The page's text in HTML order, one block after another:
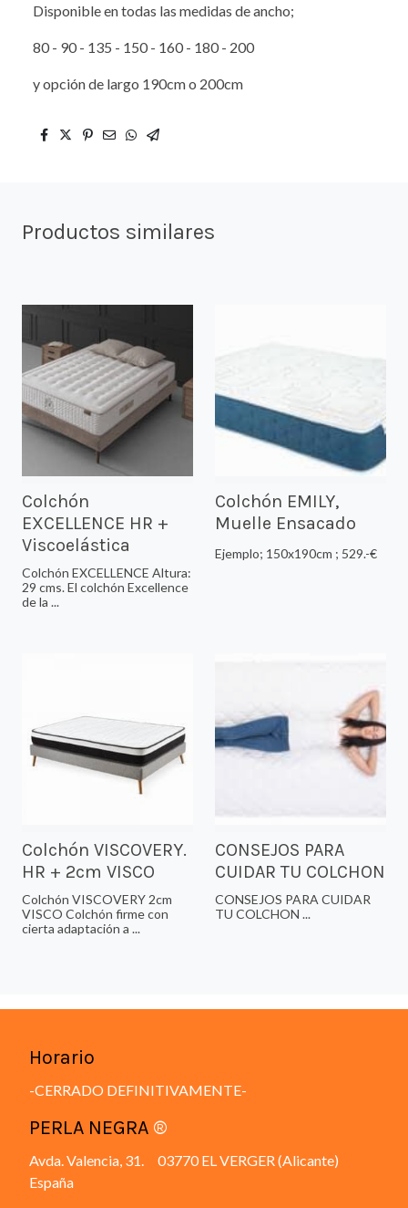
Disponible en todas las medidas de ancho;
80 - 90 - 135 - 150 - 160 - 180 - 200
y opción de largo 190cm o 200cm
Productos similares
Colchón
EXCELLENCE HR +
Viscoelástica
Colchón EXCELLENCE Altura:
29 cms. El colchón Excellence
de la ...
Colchón EMILY,
Muelle Ensacado
Ejemplo; 150x190cm ; 529.-€
Colchón VISCOVERY.
HR + 2cm VISCO
Colchón VISCOVERY 2cm
VISCO Colchón firme con
cierta adaptación a ...
CONSEJOS PARA
CUIDAR TU COLCHON
CONSEJOS PARA CUIDAR
TU COLCHON ...
Horario
-CERRADO DEFINITIVAMENTE-
PERLA NEGRA ®
Avda. Valencia, 31. 03770 EL VERGER (Alicante)
España